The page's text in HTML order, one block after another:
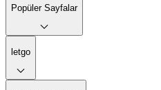
Popüler Sayfalar
letgo